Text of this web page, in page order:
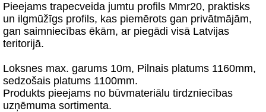
Pieejams trapecveida jumtu profils Mmr20, praktisks
un ilgmūžīgs profils, kas piemērots gan privātmājām,
gan saimniecības ēkām, ar piegādi visā Latvijas
teritorijā.
Loksnes max. garums 10m, Pilnais platums 1160mm,
sedzošais platums 1100mm.
Produkts pieejams no būvmateriālu tirdzniecības
uzņēmuma sortimenta.